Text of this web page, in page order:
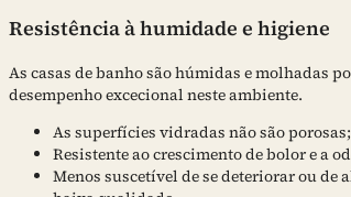
Resistência à humidade e higiene
As casas de banho são húmidas e molhadas
desempenho excecional neste ambiente.
As superfícies vidradas não são
Resistente ao crescimento de bolor e a
Menos suscetível de se deteriorar ou de